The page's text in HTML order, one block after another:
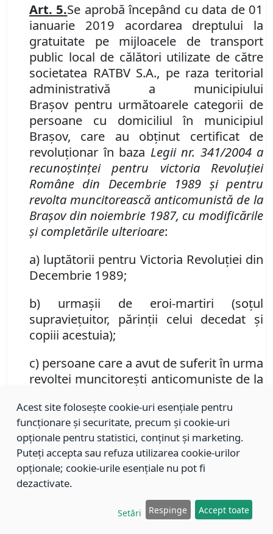
Art. 5.Se aprobă începând cu data de 01
ianuarie 2019 acordarea dreptului la
gratuitate pe mijloacele de transport
public local de călători utilizate de către
societatea RATBV S.A., pe raza teritorial
administrativă a municipiului
Braşov pentru următoarele categorii de
persoane cu domiciliul în municipiul
Braşov, care au obţinut certificat de
revoluţionar în baza Legii nr. 341/2004a
recunoştinţei pentru victoria Revoluţiei
Române din Decembrie 1989 şi pentru
revolta muncitorească anticomunistă de la
Braşov din noiembrie 1987, cu modificările
şi completările ulterioare:
a) luptătorii pentru Victoria Revoluţiei din
Decembrie 1989;
b) urmaşii de eroi-martiri (soţul
supravieţuitor, părinţii celui decedat şi
copiii acestuia);
c) persoane care a avut de suferit în urma
revoltei muncitoreşti anticomuniste de la
d) soţ al persoanei care a avut de suferit
în urma revoltei muncitoreşti
anticomuniste de la Braşov din
noiembrie 1987;
e) urmaşi ai persoanelor care au decedat
în urma revoltei muncitoreşti
Acest site folosește cookie-uri esențiale pentru
funcționare și securitate, precum și cookie-uri
opționale pentru statistici, conținut și marketing.
Puteți accepta sau refuza utilizarea cookie-urilor
opționale; cookie-urile esențiale nu pot fi
dezactivate.
Setări Respinge Accept toate